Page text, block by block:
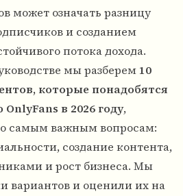
может означать разницу
и созданием
потока дохода.
мы разберем 10
которые понадобятся
в 2026 году,
самым важным вопросам:
создание контента,
и рост бизнеса. Мы
вариантов и оценили их на